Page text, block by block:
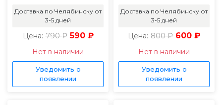
Доставка по Челябинску от
3-5 дней
Цена: 790 ₽ 590 ₽
Нет в наличии
Уведомить о
появлении
Доставка по Челябинску от
3-5 дней
Цена: 800 ₽ 600 ₽
Нет в наличии
Уведомить о
появлении